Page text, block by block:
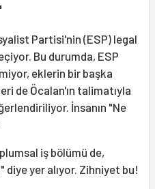
Partisi'nin (ESP) legal
Bu durumda, ESP
eklerin bir başka
de Öcalan'ın talimatıyla
İnsanın "Ne
iş bölümü de,
yer alıyor. Zihniyet bu!